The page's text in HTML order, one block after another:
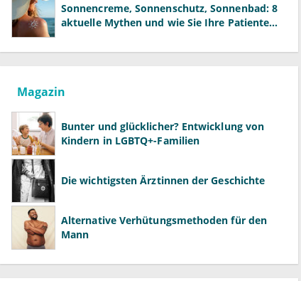
Sonnencreme, Sonnenschutz, Sonnenbad: 8
aktuelle Mythen und wie Sie Ihre Patienten
Magazin
Bunter und glücklicher? Entwicklung von
Kindern in LGBTQ+-Familien
Die wichtigsten Ärztinnen der Geschichte
Alternative Verhütungsmethoden für den
Mann